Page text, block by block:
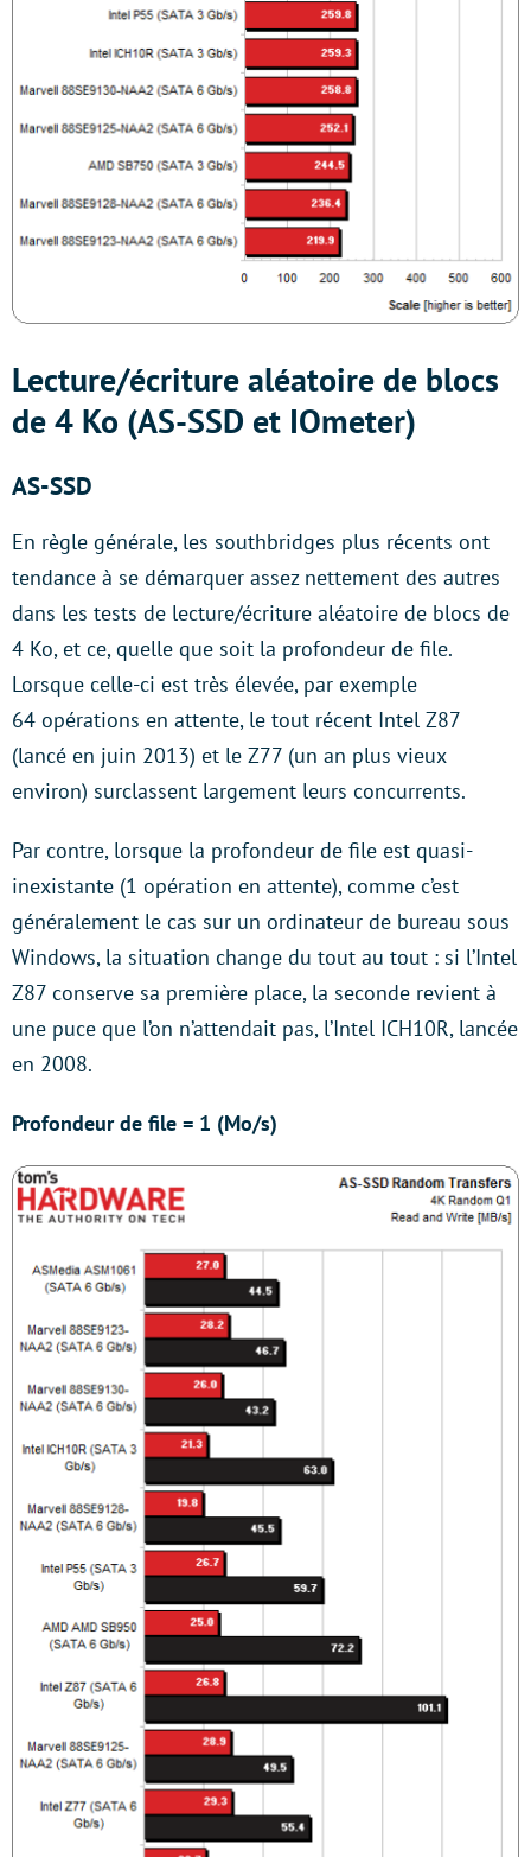
Lecture/écriture aléatoire de blocs
de 4 Ko (AS-SSD et IOmeter)
AS-SSD
En règle générale, les southbridges plus récents ont
tendance à se démarquer assez nettement des autres
dans les tests de lecture/écriture aléatoire de blocs de
4 Ko, et ce, quelle que soit la profondeur de file.
Lorsque celle-ci est très élevée, par exemple
64 opérations en attente, le tout récent Intel Z87
(lancé en juin 2013) et le Z77 (un an plus vieux
environ) surclassent largement leurs concurrents.
Par contre, lorsque la profondeur de file est quasi-
inexistante (1 opération en attente), comme c’est
généralement le cas sur un ordinateur de bureau sous
Windows, la situation change du tout au tout : si l’Intel
Z87 conserve sa première place, la seconde revient à
une puce que l’on n’attendait pas, l’Intel ICH10R, lancée
en 2008.
Profondeur de file = 1 (Mo/s)